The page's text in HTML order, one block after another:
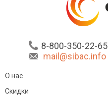
8-800-350-22-65
mail@sibac.info
О нас
Скидки